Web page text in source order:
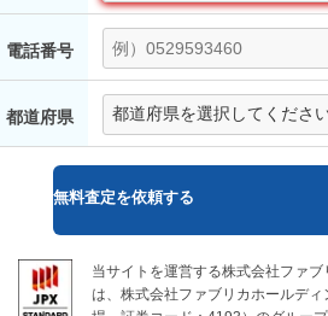
電話番号
都道府県
無料査定を依頼する
当サイトを運営する株式会社ファ
は、株式会社ファブリカホールデ